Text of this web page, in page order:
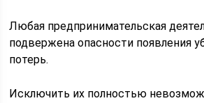
Любая предпринимательская
подвержена опасности появления
потерь.
Исключить их полностью